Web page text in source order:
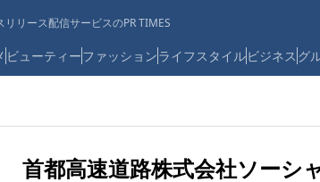
リース配信サービスのPR TIMES
ビューティーファッションライフスタイルビジネス グ
首都高速道路株式会社ソーシ